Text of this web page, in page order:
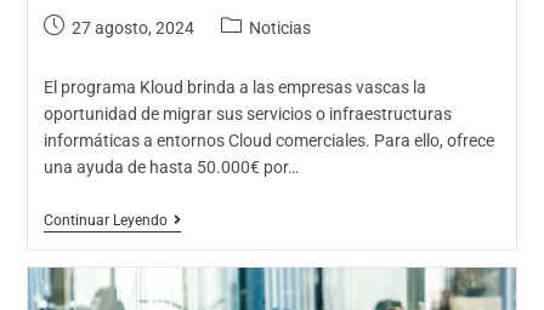
27 agosto, 2024 Noticias
El programa Kloud brinda a las empresas vascas la
oportunidad de migrar sus servicios o infraestructuras
informáticas a entornos Cloud comerciales. Para ello, ofrece
una ayuda de hasta 50.000€ por…
Continuar Leyendo